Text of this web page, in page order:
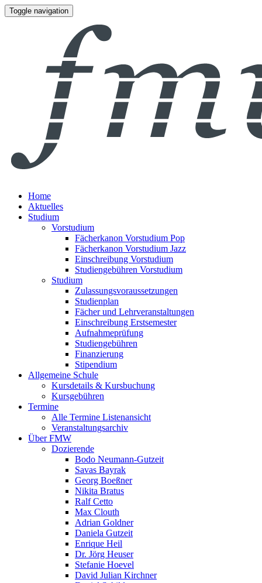
Toggle navigation
Home
Aktuelles
Studium
Vorstudium
Fächerkanon Vorstudium Pop
Fächerkanon Vorstudium Jazz
Einschreibung Vorstudium
Studiengebühren Vorstudium
Studium
Zulassungsvoraussetzungen
Studienplan
Fächer und Lehrveranstaltungen
Einschreibung Erstsemester
Aufnahmeprüfung
Studiengebühren
Finanzierung
Stipendium
Allgemeine Schule
Kursdetails & Kursbuchung
Kursgebühren
Termine
Alle Termine Listenansicht
Veranstaltungsarchiv
Über FMW
Dozierende
Bodo Neumann-Gutzeit
Savas Bayrak
Georg Boeßner
Nikita Bratus
Ralf Cetto
Max Clouth
Adrian Goldner
Daniela Gutzeit
Enrique Heil
Dr. Jörg Heuser
Stefanie Hoevel
David Julian Kirchner